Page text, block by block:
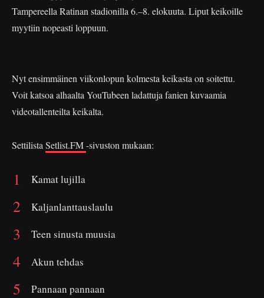
Tampereella Ratinan stadionilla 6.–8. elokuuta. Liput keikoille
myytiin nopeasti loppuun.
Nyt ensimmäinen viikonlopun kolmesta keikasta on soitettu.
Voit katsoa alhaalta YouTubeen ladattuja fanien kuvaamia
videotallenteilta keikalta.
Settilista Setlist.FM-sivuston mukaan:
Kamat lujilla
Kaljanlanttauslaulu
Teen sinusta muusia
Akun tehdas
Pannaan pannaan